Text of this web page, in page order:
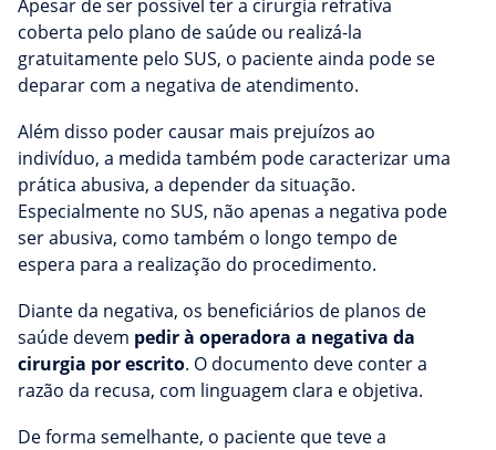
Apesar de ser possível ter a cirurgia refrativa
coberta pelo plano de saúde ou realizá-la
gratuitamente pelo SUS, o paciente ainda pode se
deparar com a negativa de atendimento.
Além disso poder causar mais prejuízos ao
indivíduo, a medida também pode caracterizar uma
prática abusiva, a depender da situação.
Especialmente no SUS, não apenas a negativa pode
ser abusiva, como também o longo tempo de
espera para a realização do procedimento.
Diante da negativa, os beneficiários de planos de
saúde devem pedir à operadora a negativa da
cirurgia por escrito. O documento deve conter a
razão da recusa, com linguagem clara e objetiva.
De forma semelhante, o paciente que teve a